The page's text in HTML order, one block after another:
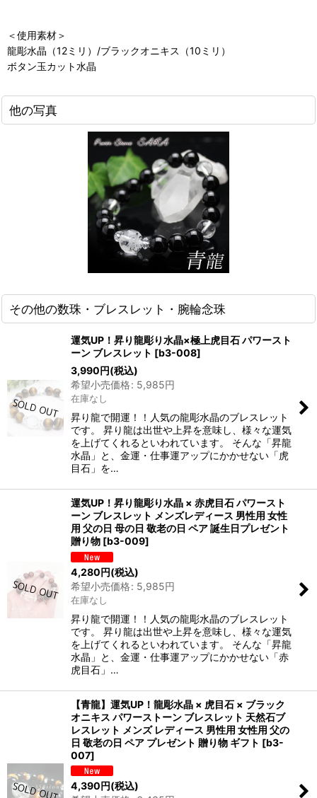
＜使用素材＞
龍彫水晶（12ミリ）/ブラックオニキス（10ミリ）
ボタン玉カット水晶
他の写真
その他の数珠・ブレスレット・腕輪念珠
運気UP！昇り龍彫り水晶×極上虎目石 パワースト
ーン ブレスレット [b3-008]
3,990円(税込)
希望小売価格: 5,985円
在庫なし
昇り龍で開運！！人気の龍彫水晶のブレスレット
です。 昇り龍は出世や上昇を意味し、様々な運気
を上げてくれるといわれています。 そんな「昇龍
水晶」と、金運・仕事運アップにかかせない「虎
目石」を…
運気UP！昇り龍彫り水晶 × 赤虎目石 パワースト
ーン ブレスレット メンズレディース 男性用 女性
用 父の日 母の日 敬老の日 ペア 誕生日プレゼント
贈り物 [b3-009]
4,280円(税込)
希望小売価格: 5,985円
在庫なし
昇り龍で開運！！人気の龍彫水晶のブレスレット
です。 昇り龍は出世や上昇を意味し、様々な運気
を上げてくれるといわれています。 そんな「昇龍
水晶」と、金運・仕事運アップにかかせない「赤
虎目石」…
【青龍】運気UP！龍彫水晶 × 虎目石 × ブラック
オニキス パワーストーン ブレスレット 天然石ブ
レスレット メンズ レディース 男性用 女性用 父の
日 敬老の日 ペア プレゼント 贈り物 ギフト [b3-
007]
4,390円(税込)